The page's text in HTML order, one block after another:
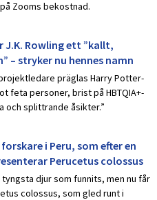
Zooms bekostnad.
Rowling ett ”kallt,
– stryker nu hennes namn
präglas Harry Potter-
feta personer, brist på HBTQIA+-
och splittrande åsikter.”
i Peru, som efter en
Perucetus colossus
djur som funnits, men nu får
colossus, som gled runt i